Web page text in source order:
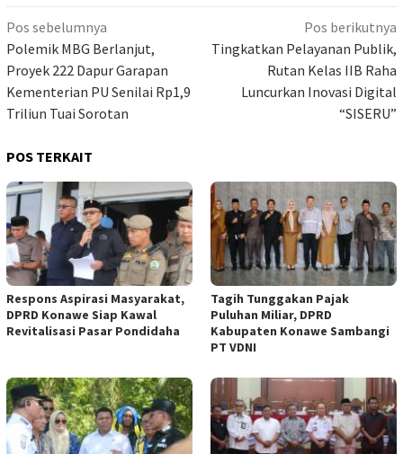
Navigasi
pos
Pos sebelumnya
Polemik MBG Berlanjut,
Proyek 222 Dapur Garapan
Kementerian PU Senilai Rp1,9
Triliun Tuai Sorotan
Pos berikutnya
Tingkatkan Pelayanan Publik,
Rutan Kelas IIB Raha
Luncurkan Inovasi Digital
“SISERU”
POS TERKAIT
Respons Aspirasi Masyarakat,
DPRD Konawe Siap Kawal
Revitalisasi Pasar Pondidaha
Tagih Tunggakan Pajak
Puluhan Miliar, DPRD
Kabupaten Konawe Sambangi
PT VDNI